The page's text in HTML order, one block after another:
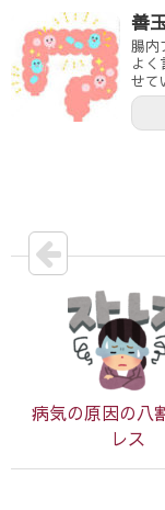
善
腸内
よく
せて
病気の原因の八
レス